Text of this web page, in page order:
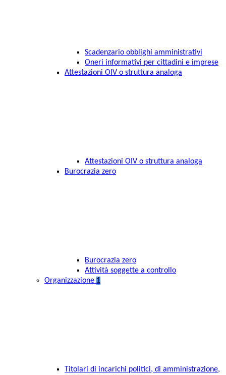
Scadenzario obblighi amministrativi
Oneri informativi per cittadini e imprese
Attestazioni OIV o struttura analoga
Attestazioni OIV o struttura analoga
Burocrazia zero
Burocrazia zero
Attività soggette a controllo
Organizzazione 1
Titolari di incarichi politici, di amministrazione,